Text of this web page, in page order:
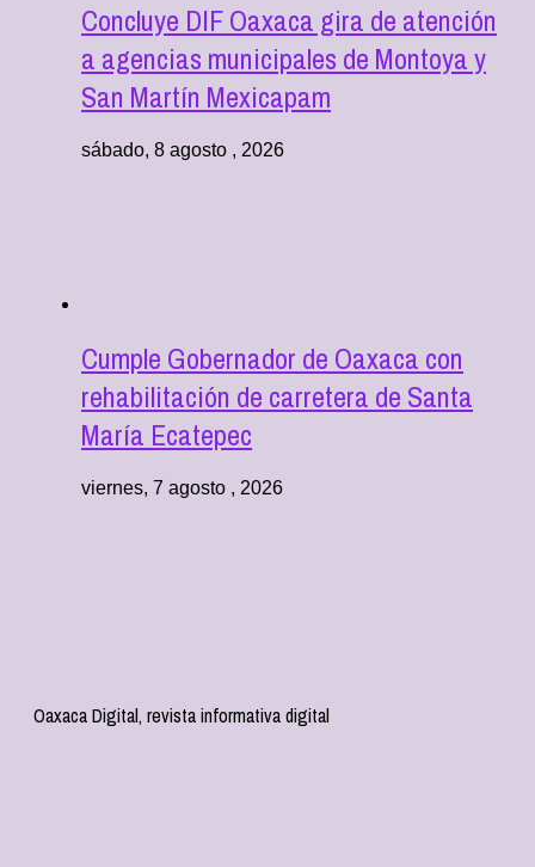
Concluye DIF Oaxaca gira de atención
a agencias municipales de Montoya y
San Martín Mexicapam
sábado, 8 agosto , 2026
Cumple Gobernador de Oaxaca con
rehabilitación de carretera de Santa
María Ecatepec
viernes, 7 agosto , 2026
Oaxaca Digital, revista informativa digital